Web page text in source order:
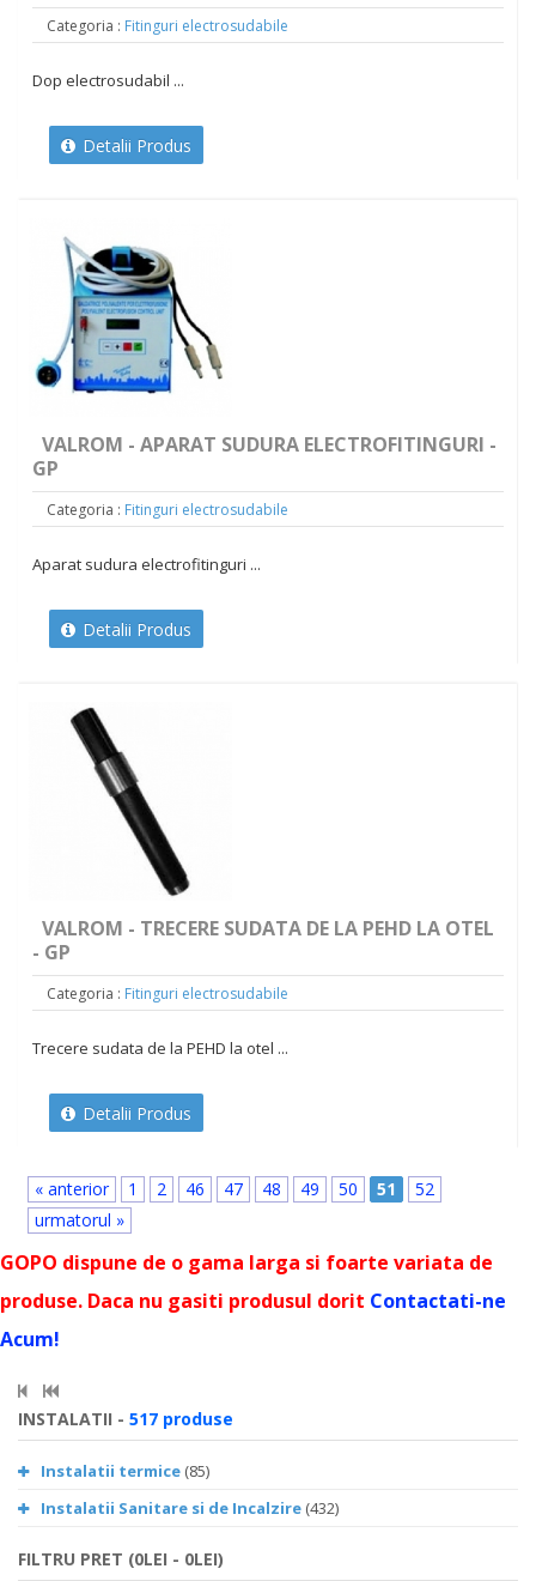
Categoria : Fitinguri electrosudabile
Dop electrosudabil ...
Detalii Produs
VALROM - APARAT SUDURA ELECTROFITINGURI -
GP
Categoria : Fitinguri electrosudabile
Aparat sudura electrofitinguri ...
Detalii Produs
VALROM - TRECERE SUDATA DE LA PEHD LA OTEL
- GP
Categoria : Fitinguri electrosudabile
Trecere sudata de la PEHD la otel ...
Detalii Produs
« anterior 1 2 46 47 48 49 50 51
52
urmatorul »
GOPO dispune de o gama larga si foarte variata de
produse. Daca nu gasiti produsul dorit Contactati-ne
Acum!
INSTALATII - 517 produse
Instalatii termice (85)
Instalatii Sanitare si de Incalzire (432)
FILTRU PRET (0LEI - 0LEI)